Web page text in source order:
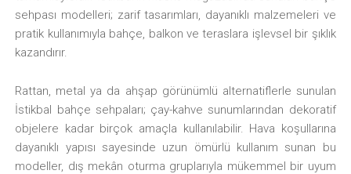
sehpası modelleri; zarif tasarımları, dayanıklı malzemeleri ve
pratik kullanımıyla bahçe, balkon ve teraslara işlevsel bir şıklık
kazandırır.
Rattan, metal ya da ahşap görünümlü alternatiflerle sunulan
İstikbal bahçe sehpaları; çay-kahve sunumlarından dekoratif
objelere kadar birçok amaçla kullanılabilir. Hava koşullarına
dayanıklı yapısı sayesinde uzun ömürlü kullanım sunan bu
modeller, dış mekân oturma gruplarıyla mükemmel bir uyum